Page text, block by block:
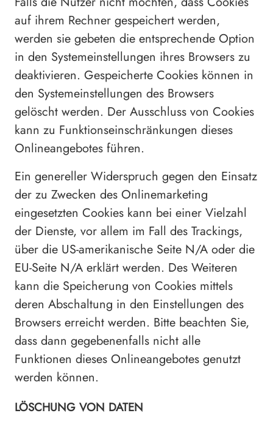
auf ihrem Rechner gespeichert werden,
werden sie gebeten die entsprechende Option
in den Systemeinstellungen ihres Browsers zu
deaktivieren. Gespeicherte Cookies können in
den Systemeinstellungen des Browsers
gelöscht werden. Der Ausschluss von Cookies
kann zu Funktionseinschränkungen dieses
Onlineangebotes führen.
Ein genereller Widerspruch gegen den Einsatz
der zu Zwecken des Onlinemarketing
eingesetzten Cookies kann bei einer Vielzahl
der Dienste, vor allem im Fall des Trackings,
über die US-amerikanische Seite N/A oder die
EU-Seite N/A erklärt werden. Des Weiteren
kann die Speicherung von Cookies mittels
deren Abschaltung in den Einstellungen des
Browsers erreicht werden. Bitte beachten Sie,
dass dann gegebenenfalls nicht alle
Funktionen dieses Onlineangebotes genutzt
werden können.
LÖSCHUNG VON DATEN